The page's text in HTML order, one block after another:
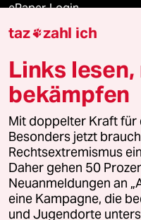
ePaper Login
Downloads für
© 2026 taz Verlags und
Alle Rechte vorbehalten. Bei
wenden Sie sich bitte an
Feedback
Leitlinie Informant
taz zahl ich
Links
bekämpfen
Mit doppelter Kraft für
Besonders jetzt
Rechtsextremismus
Daher gehen 50
Neuanmeldungen an
eine Kampagne, die
und Jugendorte